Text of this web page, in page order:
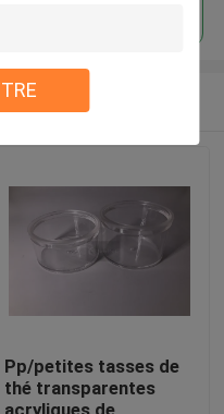
Pp/petites tasses de
thé transparentes